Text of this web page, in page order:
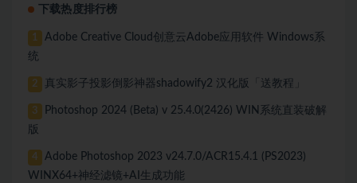
下载热度排行榜
1
Adobe Creative Cloud创意云Adobe应用软件 Windows系
统
2 真实影子投影倒影神器shadowify2 汉化版「送教程」
3
Photoshop 2024 (Beta) v 25.4.0(2426) WIN系统直装破解
版
4
Adobe Photoshop 2023 v24.7.0/ACR15.4.1 (PS2023)
WINX64+神经滤镜+AI生成功能